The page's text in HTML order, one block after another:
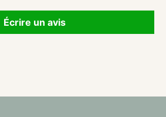
Écrire un avis